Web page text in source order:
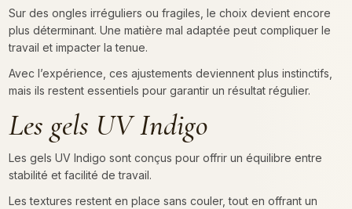
Sur des ongles irréguliers ou fragiles, le choix devient encore
plus déterminant. Une matière mal adaptée peut compliquer le
travail et impacter la tenue.
Avec l’expérience, ces ajustements deviennent plus instinctifs,
mais ils restent essentiels pour garantir un résultat régulier.
Les gels UV Indigo
Les gels UV Indigo sont conçus pour offrir un équilibre entre
stabilité et facilité de travail.
Les textures restent en place sans couler, tout en offrant un